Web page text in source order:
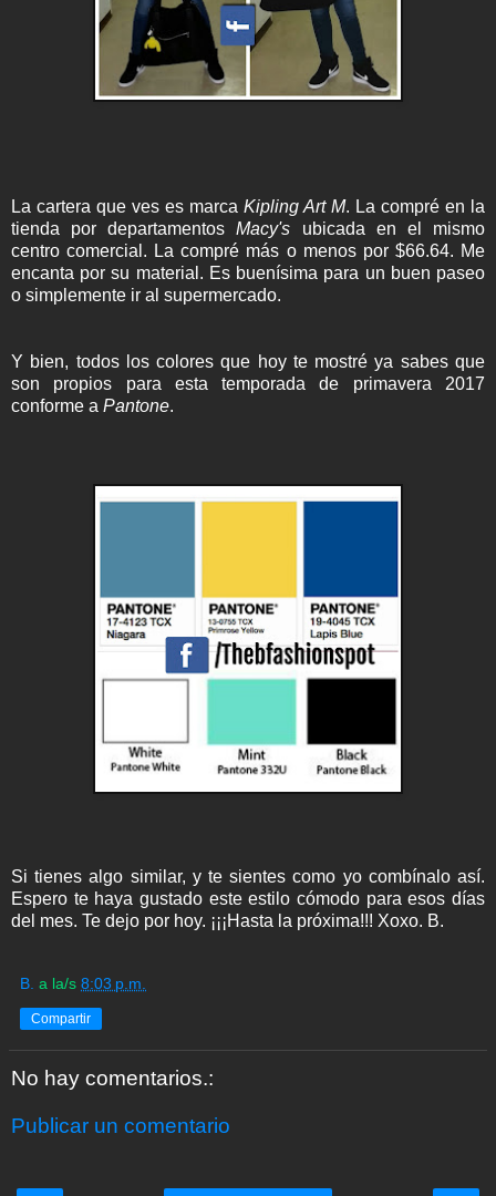
La cartera que ves es marca Kipling Art M. La compré en la
tienda por departamentosMacy's ubicada en el mismo
centro comercial. La compré más o menos por $66.64. Me
encanta por su material. Es buenísima para un buen paseo
o simplemente ir al supermercado.
Y bien, todos los colores que hoy te mostré ya sabes que
son propios para esta temporada de primavera 2017
conforme a Pantone.
Si tienes algo similar, y te sientes como yo combínalo así.
Espero te haya gustado este estilo cómodo para esos días
del mes. Te dejo por hoy. ¡¡¡Hasta la próxima!!! Xoxo. B.
B. a la/s 8:03 p.m.
Compartir
No hay comentarios.:
Publicar un comentario